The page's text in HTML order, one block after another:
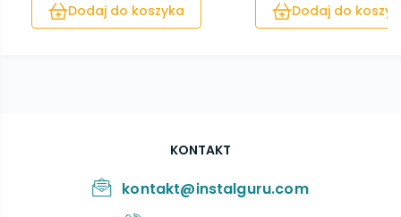
Dodaj do koszyka
Dodaj do
KONTAKT
kontakt@instalguru.com